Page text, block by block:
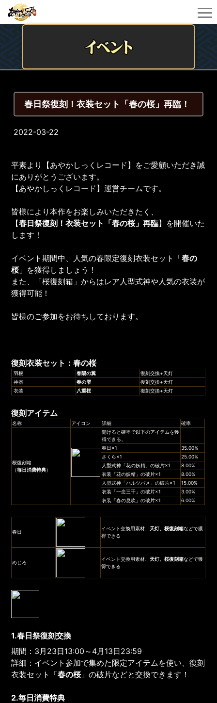
春日祭復刻！衣装セット「春の桜」再臨！
2022-03-22
平素より【あやかしっくレコード】をご愛顧いただき誠
にありがとうございます。
【あやかしっくレコード】運営チームです。
皆様により本作をお楽しみいただきたく、
【春日祭復刻！衣装セット「春の桜」再臨】を開催いた
します！
イベント期間中、人気の春限定復刻衣装セット「春の
桜」を獲得しましょう！
また、「桜復刻箱」からはレア人型式神や人気の衣装が
獲得可能！
皆様のご参加をお待ちしております。
復刻衣装セット：春の桜
羽根 春陽の翼
復刻交換+天灯
神器
春の雫
復刻交換+天灯
衣装
八重桜 復刻交換+天灯
復刻アイテム
名称 アイコン 詳細 確率
桜復刻箱
（毎日消費特典）
開けると確率で以下のアイテムを獲
得できる。
春日×1
35.00%
さくら×1
25.00%
人型式神「花の妖精」の破片×1
8.00%
衣装「花の妖精」の破片×1
8.00%
人型式神「ハルツバメ」の破片×1
15.00%
衣装「一念三千」の破片×1
3.00%
衣装「春の息吹」の破片×1
6.00%
春日
イベント交換用素材、天灯、桜復刻箱などで獲
得できる
めじろ
イベント交換用素材、天灯、桜復刻箱などで獲
得できる
1.春日祭復刻交換
期間：3月23日13:00～4月13日23:59
詳細：イベント参加で集めた限定アイテムを使い、復刻
衣装セット「春の桜」の破片などと交換できます！
2.毎日消費特典